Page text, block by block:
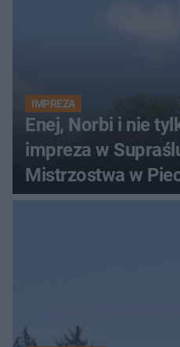
IMPREZA
Enej, Norbi i nie
impreza w
Mistrzostwa w
Kiszki